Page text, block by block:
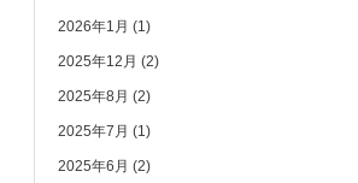
2026年1月 (1)
2025年12月 (2)
2025年8月 (2)
2025年7月 (1)
2025年6月 (2)